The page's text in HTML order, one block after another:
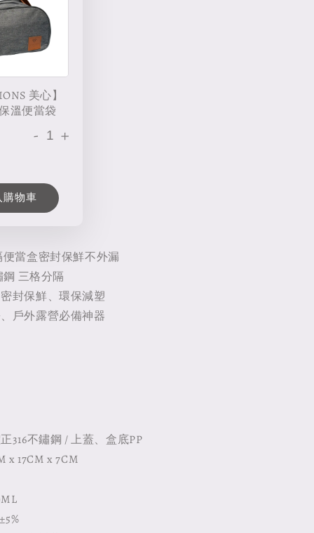
美心】
溫便當袋
- +
購物車
當盒密封保鮮不外漏
鋼 三格分隔
封保鮮、環保減塑
戶外露營必備神器
316不鏽鋼 / 上蓋、盒底PP
x 17CM x 7CM